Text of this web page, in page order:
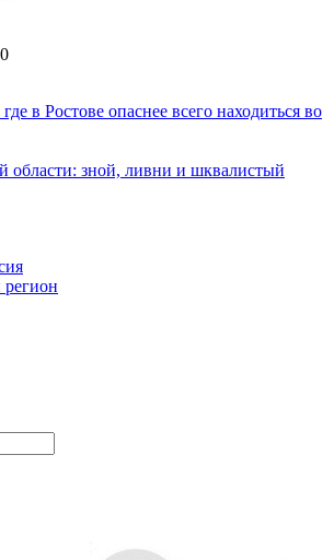
в Ростове опаснее всего находиться во
области: зной, ливни и шквалистый